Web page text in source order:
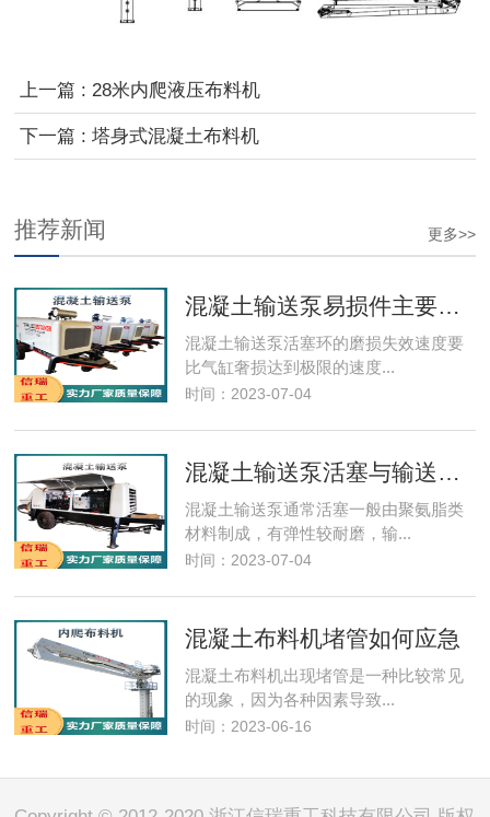
上一篇 : 28米内爬液压布料机
下一篇 : 塔身式混凝土布料机
更多>>
推荐新闻
混凝土输送泵易损件主要事项
混凝土输送泵​活塞环的磨损失效速度要
比气缸奢损达到极限的速度...
时间：2023-07-04
混凝土输送泵活塞与输送缸的保养
混凝土输送泵通常活塞一般由聚氨脂类
材料制成，有弹性较耐磨，输...
时间：2023-07-04
混凝土布料机堵管如何应急
混凝土布料机​出现堵管是一种比较常见
的现象，因为各种因素导致...
时间：2023-06-16